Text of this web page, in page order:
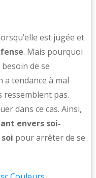
est jugée et
. Mais pourquoi
de se
a tendance à mal
ressemblent pas.
dans ce cas. Ainsi,
envers soi-
pour arrêter de se